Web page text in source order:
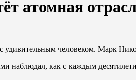
атомная
удивительным человеком. Марк
наблюдал, как с каждым